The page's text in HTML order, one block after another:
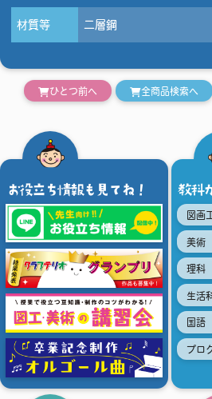
お役立ち情報も見てね！ 教科
図画
美術
理科
生活
国語
プロ
材質等 二層鋼
ひとつ前へ 全商品検索へ